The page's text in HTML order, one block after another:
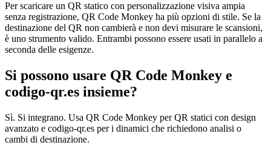
Per scaricare un QR statico con personalizzazione visiva ampia
senza registrazione, QR Code Monkey ha più opzioni di stile. Se la
destinazione del QR non cambierà e non devi misurare le scansioni,
è uno strumento valido. Entrambi possono essere usati in parallelo a
seconda delle esigenze.
Si possono usare QR Code Monkey e
codigo-qr.es insieme?
Sì. Si integrano. Usa QR Code Monkey per QR statici con design
avanzato e codigo-qr.es per i dinamici che richiedono analisi o
cambi di destinazione.